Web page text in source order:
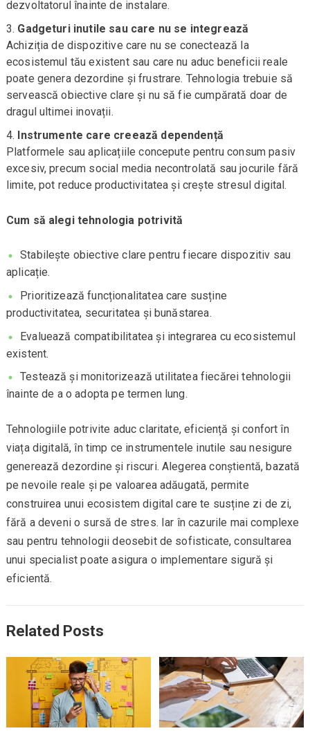
dezvoltatorul înainte de instalare.
Gadgeturi inutile sau care nu se integrează
Achiziția de dispozitive care nu se conectează la
ecosistemul tău existent sau care nu aduc beneficii reale
poate genera dezordine și frustrare. Tehnologia trebuie să
servească obiective clare și nu să fie cumpărată doar de
dragul ultimei inovații.
Instrumente care creează dependență
Platformele sau aplicațiile concepute pentru consum pasiv
excesiv, precum social media necontrolată sau jocurile fără
limite, pot reduce productivitatea și crește stresul digital.
Cum să alegi tehnologia potrivită
Stabilește obiective clare pentru fiecare dispozitiv sau
aplicație.
Prioritizează funcționalitatea care susține
productivitatea, securitatea și bunăstarea.
Evaluează compatibilitatea și integrarea cu ecosistemul
existent.
Testează și monitorizează utilitatea fiecărei tehnologii
înainte de a o adopta pe termen lung.
Tehnologiile potrivite aduc claritate, eficiență și confort în
viața digitală, în timp ce instrumentele inutile sau nesigure
generează dezordine și riscuri. Alegerea conștientă, bazată
pe nevoile reale și pe valoarea adăugată, permite
construirea unui ecosistem digital care te susține zi de zi,
fără a deveni o sursă de stres. Iar în cazurile mai complexe
sau pentru tehnologii deosebit de sofisticate, consultarea
unui specialist poate asigura o implementare sigură și
eficientă.
Related Posts